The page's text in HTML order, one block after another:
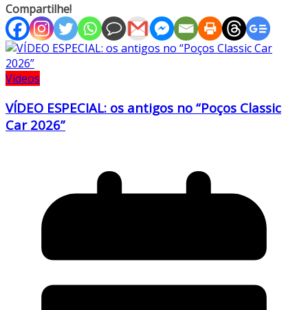
Compartilhe!
Vídeos
VÍDEO ESPECIAL: os antigos no “Poços Classic
Car 2026”